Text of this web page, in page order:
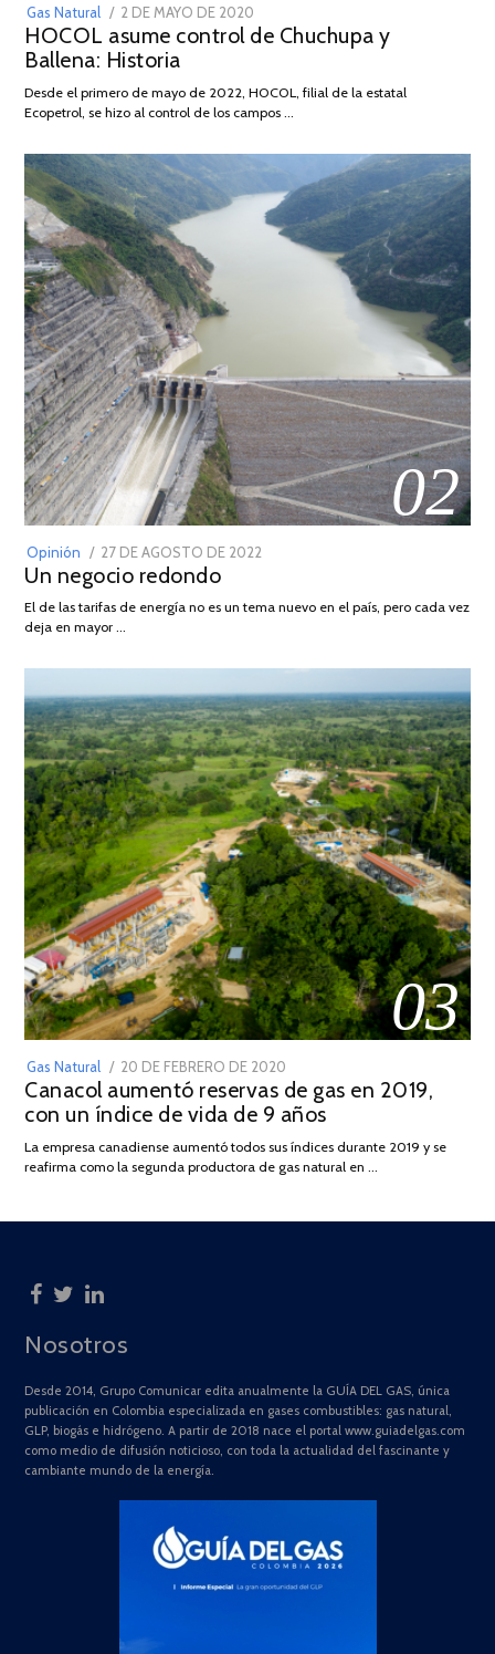
Gas Natural
POSTED
ON
2 DE MAYO DE 2020
DE
2026
HOCOL asume control de Chuchupa y
Ballena: Historia
Desde el primero de mayo de 2022, HOCOL, filial de la estatal
Ecopetrol, se hizo al control de los campos …
02
Opinión
POSTED
ON
27 DE AGOSTO DE 2022
DE
Un negocio redondo
El de las tarifas de energía no es un tema nuevo en el país, pero cada vez
deja en mayor …
03
Gas Natural
POSTED
ON
20 DE FEBRERO DE 2020
DE
JULIO
2025
Canacol aumentó reservas de gas en 2019,
con un índice de vida de 9 años
La empresa canadiense aumentó todos sus índices durante 2019 y se
reafirma como la segunda productora de gas natural en …
Nosotros
Desde 2014, Grupo Comunicar edita anualmente la GUÍA DEL GAS, única
publicación en Colombia especializada en gases combustibles: gas natural,
GLP, biogás e hidrógeno. A partir de 2018 nace el portal www.guiadelgas.com
como medio de difusión noticioso, con toda la actualidad del fascinante y
cambiante mundo de la energía.